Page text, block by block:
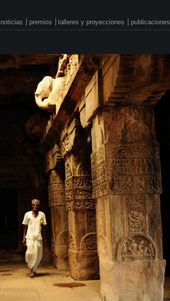
noticias premios talleres y proyecciones publicaciones